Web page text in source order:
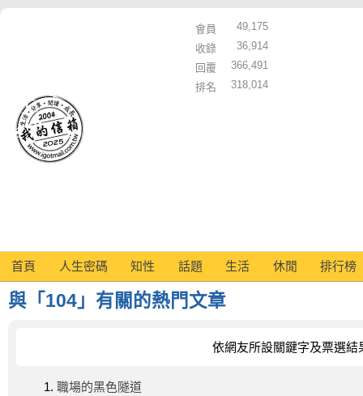
會員
49,175
收錄
36,914
回覆
366,491
排名
318,014
首頁 人生密碼 知性 話題 生活 休閒 排行榜
與「104」有關的熱門文章
依網友所設關鍵字及票選結
職場的黑色隧道